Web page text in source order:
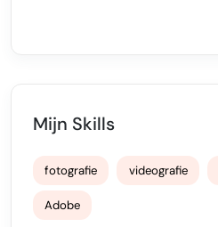
Mijn Skills
fotografie videografie
Adobe